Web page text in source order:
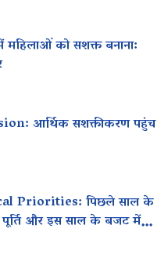
को सशक्त बनाना:
आर्थिक सशक्तीकरण पहुंच
Priorities: पिछले साल के
पूर्ति और इस साल के बजट में
इच्छा